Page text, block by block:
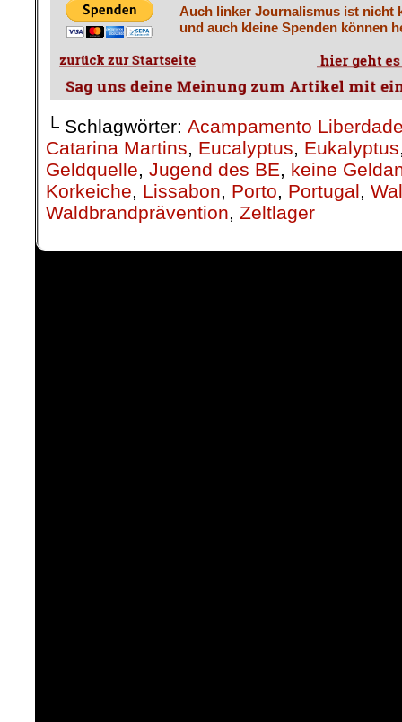
Auch linker Journalismus ist nicht
und auch kleine Spenden können
└ Schlagwörter: Acampamento
Catarina Martins, Eucalyptus, Eukalyptus
Geldquelle, Jugend des BE, keine
Korkeiche, Lissabon, Porto, Portugal,
Waldbrandprävention, Zeltlager